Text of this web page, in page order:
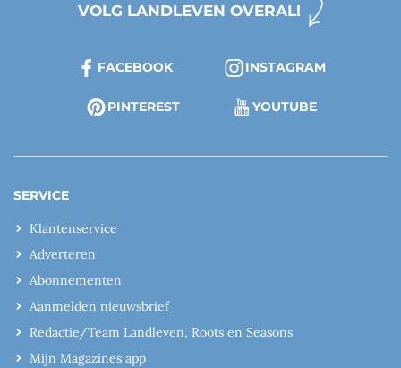
VOLG LANDLEVEN OVERAL!
FACEBOOK INSTAGRAM
PINTEREST YOUTUBE
SERVICE
Klantenservice
Adverteren
Abonnementen
Aanmelden nieuwsbrief
Redactie/Team Landleven, Roots en Seasons
Mijn Magazines app